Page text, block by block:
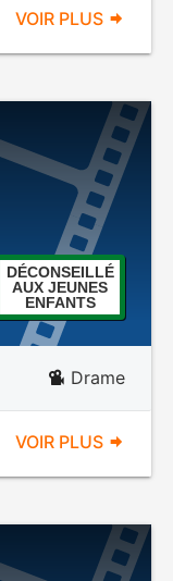
VOIR PLUS
DÉCONSEILLÉ
AUX JEUNES
ENFANTS
Drame
VOIR PLUS